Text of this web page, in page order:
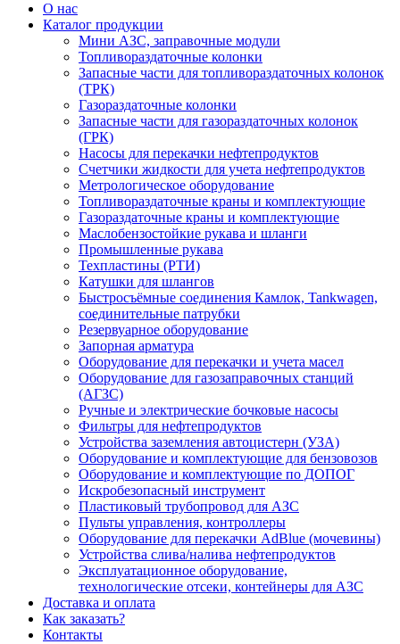
О нас
Каталог продукции
Мини АЗС, заправочные модули
Топливораздаточные колонки
Запасные части для топливораздаточных колонок
(ТРК)
Газораздаточные колонки
Запасные части для газораздаточных колонок
(ГРК)
Насосы для перекачки нефтепродуктов
Счетчики жидкости для учета нефтепродуктов
Метрологическое оборудование
Топливораздаточные краны и комплектующие
Газораздаточные краны и комплектующие
Маслобензостойкие рукава и шланги
Промышленные рукава
Техпластины (РТИ)
Катушки для шлангов
Быстросъёмные соединения Камлок, Tankwagen,
соединительные патрубки
Резервуарное оборудование
Запорная арматура
Оборудование для перекачки и учета масел
Оборудование для газозаправочных станций
(АГЗС)
Ручные и электрические бочковые насосы
Фильтры для нефтепродуктов
Устройства заземления автоцистерн (УЗА)
Оборудование и комплектующие для бензовозов
Оборудование и комплектующие по ДОПОГ
Искробезопасный инструмент
Пластиковый трубопровод для АЗС
Пульты управления, контроллеры
Оборудование для перекачки AdBlue (мочевины)
Устройства слива/налива нефтепродуктов
Эксплуатационное оборудование,
технологические отсеки, контейнеры для АЗС
Доставка и оплата
Как заказать?
Контакты